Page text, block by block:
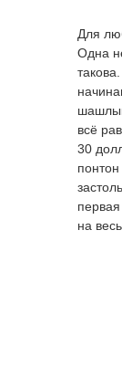
Для
Одна
всё
30
на